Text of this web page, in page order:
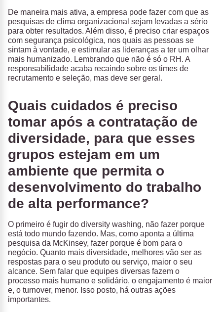
De maneira mais ativa, a empresa pode fazer com que as
pesquisas de clima organizacional sejam levadas a sério
para obter resultados. Além disso, é preciso criar espaços
com segurança psicológica, nos quais as pessoas se
sintam à vontade, e estimular as lideranças a ter um olhar
mais humanizado. Lembrando que não é só o RH. A
responsabilidade acaba recaindo sobre os times de
recrutamento e seleção, mas deve ser geral.
Quais cuidados é preciso
tomar após a contratação de
diversidade, para que esses
grupos estejam em um
ambiente que permita o
desenvolvimento do trabalho
de alta performance?
O primeiro é fugir do diversity washing, não fazer porque
está todo mundo fazendo. Mas, como aponta a última
pesquisa da McKinsey, fazer porque é bom para o
negócio. Quanto mais diversidade, melhores vão ser as
respostas para o seu produto ou serviço, maior o seu
alcance. Sem falar que equipes diversas fazem o
processo mais humano e solidário, o engajamento é maior
e, o turnover, menor. Isso posto, há outras ações
importantes.